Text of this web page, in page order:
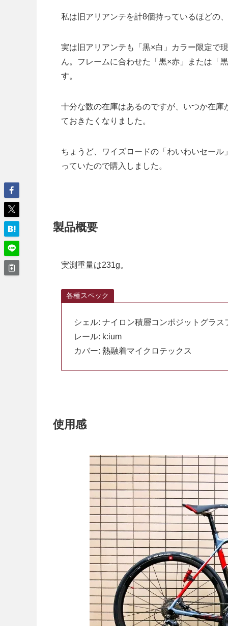
私は旧アリアンテを計8個持っているほどの
実は旧アリアンテも「黒×白」カラー限定で
ん。フレームに合わせた「黒×赤」または「
す。
十分な数の在庫はあるのですが、いつか在
ておきたくなりました。
ちょうど、ワイズロードの「わいわいセー
っていたので購入しました。
製品概要
実測重量は231g。
各種スペック
シェル: ナイロン積層コンポジットグラ
レール: k:ium
カバー: 熱融着マイクロテックス
使用感